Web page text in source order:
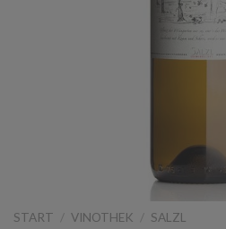
START / VINOTHEK / SALZL